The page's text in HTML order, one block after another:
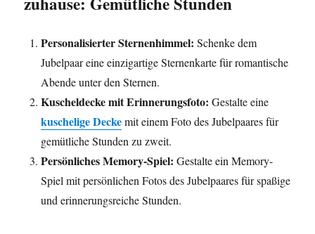
Personalisierter Sternenhimmel: Schenke dem
Jubelpaar eine einzigartige Sternenkarte für romantische
Abende unter den Sternen.
Kuscheldecke mit Erinnerungsfoto: Gestalte eine
kuschelige Deckemit einem Foto des Jubelpaares für
gemütliche Stunden zu zweit.
Persönliches Memory-Spiel: Gestalte ein Memory-
Spiel mit persönlichen Fotos des Jubelpaares für spaßige
und erinnerungsreiche Stunden.